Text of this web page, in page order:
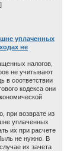
уплаченных
не
налогов,
не учитывают
в соответствии
кодекса они
при возврате из
уплаченных
их при расчете
не нужно. В
их зачета